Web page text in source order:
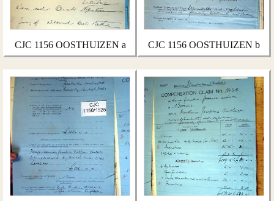
CJC 1156 OOSTHUIZEN a CJC 1156 OOSTHUIZEN b